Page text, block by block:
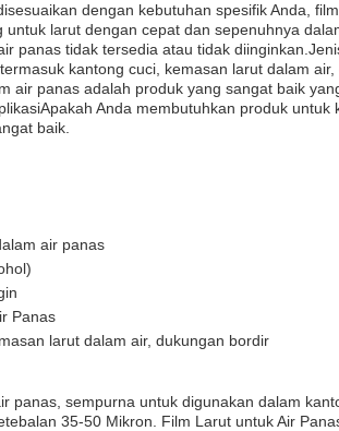
dengan kebutuhan spesifik Anda,
untuk larut dengan cepat dan sepenuhnya
panas tidak tersedia atau tidak
kantong cuci, kemasan larut dalam air,
air panas adalah produk yang sangat baik
Anda membutuhkan produk
baik.
air panas
Panas
larut dalam air, dukungan bordir
panas, sempurna untuk digunakan dalam
35-50 Mikron. Film Larut untuk Air